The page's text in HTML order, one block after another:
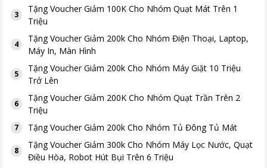
3
TặngVoucher Giảm 100K Cho Nhóm Quạt Mát Trên 1
Triệu
4
TặngVoucher Giảm 200k Cho Nhóm Điện Thoại, Laptop,
Máy In, Màn Hình
5
TặngVoucher Giảm 200k Cho Nhóm Máy Giặt 10 Triệu
Trở Lên
6
TặngVoucher Giảm 200K Cho Nhóm Quạt Trần Trên 2
Triệu
7 TặngVoucher Giảm 200k Cho Nhóm Tủ Đông Tủ Mát
8
TặngVoucher Giảm 300k Cho Nhóm Máy Lọc Nước, Quạt
Điều Hòa, Robot Hút Bụi Trên 6 Triệu